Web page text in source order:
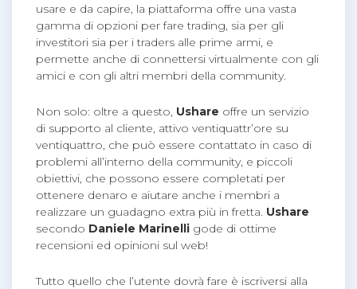
usare e da capire, la piattaforma offre una vasta
gamma di opzioni per fare trading, sia per gli
investitori sia per i traders alle prime armi, e
permette anche di connettersi virtualmente con gli
amici e con gli altri membri della community.
Non solo: oltre a questo, Ushare offre un servizio
di supporto al cliente, attivo ventiquattr’ore su
ventiquattro, che può essere contattato in caso di
problemi all’interno della community, e piccoli
obiettivi, che possono essere completati per
ottenere denaro e aiutare anche i membri a
realizzare un guadagno extra più in fretta. Ushare
secondo Daniele Marinelli gode di ottime
recensioni ed opinioni sul web!
Tutto quello che l’utente dovrà fare è iscriversi alla